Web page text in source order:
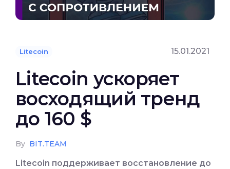
Litecoin 15.01.2021
Litecoin ускоряет
восходящий тренд
до 160 $
By BIT.TEAM
Litecoin поддерживает восстановление до